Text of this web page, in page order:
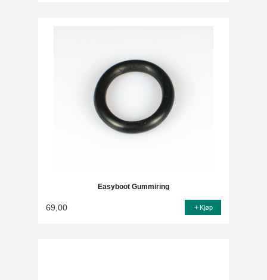
Easyboot Gummiring
69,00 Kjøp